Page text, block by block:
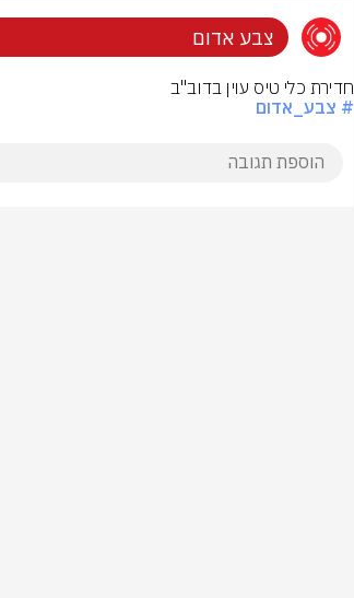
צבע אדום
חדירת כלי טיס עוין בדוב''ב
# צבע_אדום